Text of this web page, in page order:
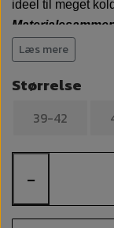
ideel til meget
40% blød akryl |
Vægt 90 gram pr
Læs mere
Størrelse
39-42
−